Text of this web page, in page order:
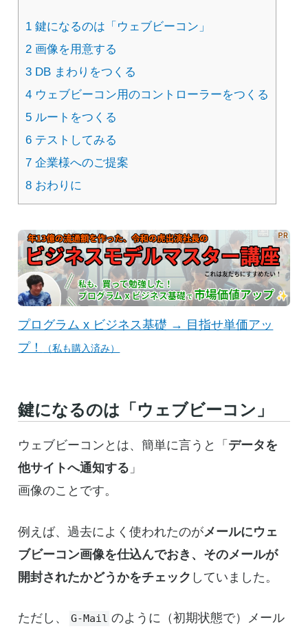
1 鍵になるのは「ウェブビーコン」
2 画像を用意する
3 DB まわりをつくる
4 ウェブビーコン用のコントローラーをつくる
5 ルートをつくる
6 テストしてみる
7 企業様へのご提案
8 おわりに
プログラム x ビジネス基礎 → 目指せ単価アッ
プ！
（私も購入済み）
鍵になるのは「ウェブビーコン」
ウェブビーコンとは、簡単に言うと「 データを
他サイトへ通知する 」
画像のことです。
例えば、過去によく使われたのがメールにウェ
ブビーコン画像を仕込んでおき、そのメールが
開封されたかどうかをチェック していました。
ただし、 G-Mail のように（初期状態で）メール